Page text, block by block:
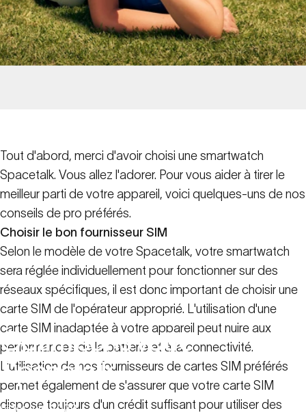
Optimisonsvotre
Spacetalk
1er juin 2020
Tout d'abord, merci d'avoir choisi une smartwatch
Spacetalk. Vous allez l'adorer. Pour vous aider à tirer le
meilleur parti de votre appareil, voici quelques-uns de nos
conseils de pro préférés.
Choisir le bon fournisseur SIM
Selon le modèle de votre Spacetalk, votre smartwatch
sera réglée individuellement pour fonctionner sur des
réseaux spécifiques, il est donc important de choisir une
carte SIM de l'opérateur approprié. L'utilisation d'une
carte SIM inadaptée à votre appareil peut nuire aux
performances de la batterie et à la connectivité.
L'utilisation de nos fournisseurs de cartes SIM préférés
permet également de s'assurer que votre carte SIM
dispose toujours d'un crédit suffisant pour utiliser des